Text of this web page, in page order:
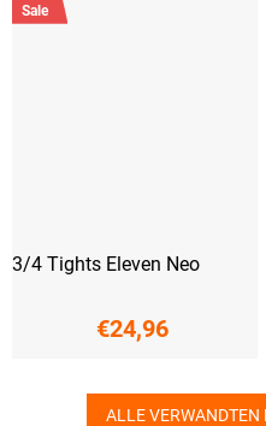
Sale
3/4 Tights Eleven Neo
€24,96
ALLE VERWANDTEN